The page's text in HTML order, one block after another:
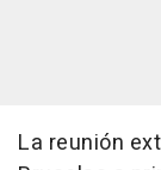
La reunión